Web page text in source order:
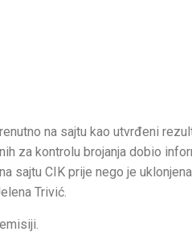
na sajtu kao utvrđeni
za kontrolu brojanja dobio
sajtu CIK prije nego je
Trivić.